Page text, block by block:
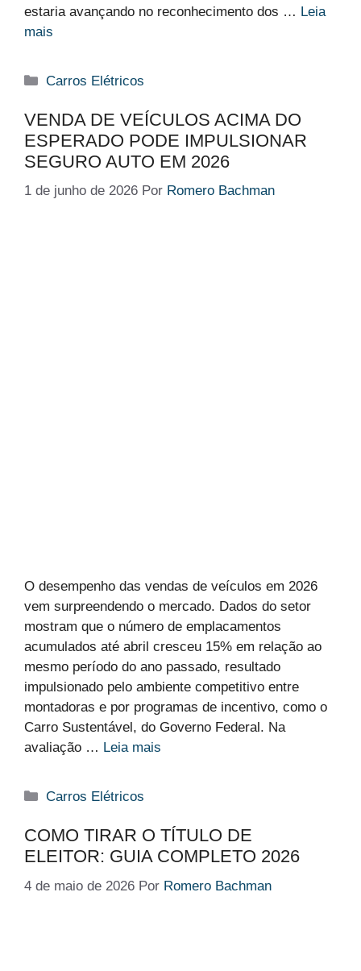
estaria avançando no reconhecimento dos … Leia
mais
Categorias
Carros Elétricos
VENDA DE VEÍCULOS ACIMA DO
ESPERADO PODE IMPULSIONAR
SEGURO AUTO EM 2026
1 de junho de 2026 Por Romero Bachman
O desempenho das vendas de veículos em 2026
vem surpreendendo o mercado. Dados do setor
mostram que o número de emplacamentos
acumulados até abril cresceu 15% em relação ao
mesmo período do ano passado, resultado
impulsionado pelo ambiente competitivo entre
montadoras e por programas de incentivo, como o
Carro Sustentável, do Governo Federal. Na
avaliação … Leia mais
Categorias
Carros Elétricos
COMO TIRAR O TÍTULO DE
ELEITOR: GUIA COMPLETO 2026
4 de maio de 2026 Por Romero Bachman